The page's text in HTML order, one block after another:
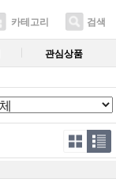
카테고리 검색
관심상품